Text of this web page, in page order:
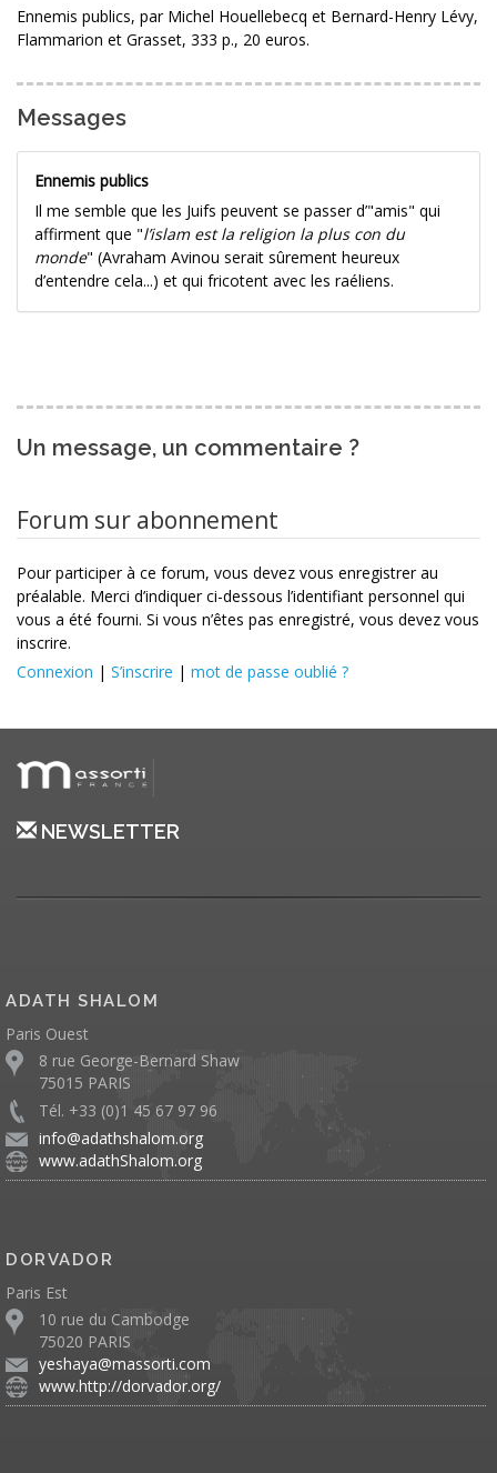
Ennemis publics, par Michel Houellebecq et Bernard-Henry Lévy,
Flammarion et Grasset, 333 p., 20 euros.
Messages
Ennemis publics
Il me semble que les Juifs peuvent se passer d’"amis" qui
affirment que "l’islam est la religion la plus con du
monde" (Avraham Avinou serait sûrement heureux
d’entendre cela...) et qui fricotent avec les raéliens.
Un message, un commentaire ?
Forum sur abonnement
Pour participer à ce forum, vous devez vous enregistrer au
préalable. Merci d’indiquer ci-dessous l’identifiant personnel qui
vous a été fourni. Si vous n’êtes pas enregistré, vous devez vous
inscrire.
Connexion | S’inscrire | mot de passe oublié ?
NEWSLETTER
ADATH SHALOM
Paris Ouest
8 rue George-Bernard Shaw
75015 PARIS
Tél. +33 (0)1 45 67 97 96
info@adathshalom.org
www.adathShalom.org
DORVADOR
Paris Est
10 rue du Cambodge
75020 PARIS
yeshaya@massorti.com
www.http://dorvador.org/